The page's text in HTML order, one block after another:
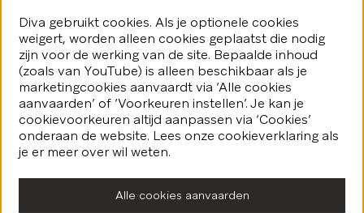
Geen glans
hier
We speelden je blijkbaar even
kwijt...Geen nood, er valt nog veel
fonkeling te ontdekken.
Terug naar de homepagina
Diva gebruikt cookies. Als je optionele cookies
weigert, worden alleen cookies geplaatst die nodig
zijn voor de werking van de site. Bepaalde inhoud
(zoals van YouTube) is alleen beschikbaar als je
marketingcookies aanvaardt via ‘Alle cookies
aanvaarden’ of ‘Voorkeuren instellen’. Je kan je
cookievoorkeuren altijd aanpassen via ‘Cookies’
onderaan de website. Lees onze cookieverklaring als
je er meer over wil weten.
Alle cookies aanvaarden